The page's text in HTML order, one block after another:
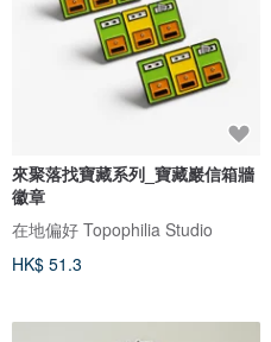
來聚落找寶藏系列_寶藏巖信箱牆
徽章
在地偏好 Topophilia Studio
HK$ 51.3